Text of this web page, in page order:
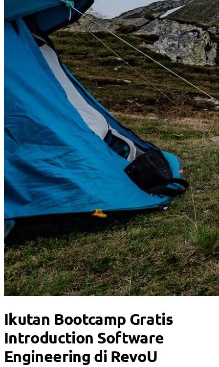
Ikutan Bootcamp Gratis
Introduction Software
Engineering di RevoU